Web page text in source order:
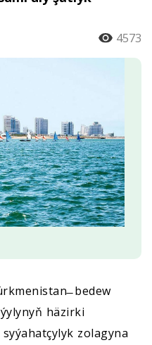
4573
bedew
häzirki
zolagyna